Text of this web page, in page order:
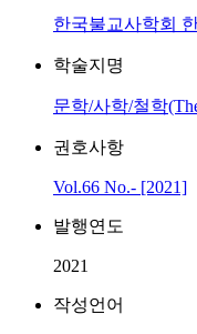
한국불교사학회
학술지명
문학/사학/철학
권호사항
Vol.66 No.- [2021]
발행연도
2021
작성언어